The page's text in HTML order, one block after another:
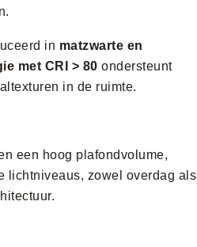
in matzwarte en
met CRI > 80 ondersteunt
in de ruimte.
een hoog plafondvolume,
lichtniveaus, zowel overdag als